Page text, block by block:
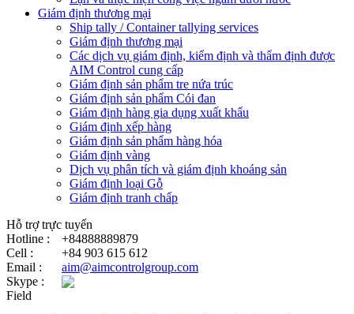
Giám định thương mại
Ship tally / Container tallying services
Giám định thương mại
Các dịch vụ giám định, kiểm định và thẩm định được
AIM Control cung cấp
Giám định sản phẩm tre nứa trúc
Giám định sản phẩm Cói đan
Giám định hàng gia dụng xuất khẩu
Giám định xếp hàng
Giám định sản phẩm hàng hóa
Giám định vàng
Dịch vụ phân tích và giám định khoáng sản
Giám định loại Gỗ
Giám định tranh chấp
Hỗ trợ trực tuyến
Hotline :
+84888889879
Cell :
+84 903 615 612
Email :
aim@aimcontrolgroup.com
Skype :
Field